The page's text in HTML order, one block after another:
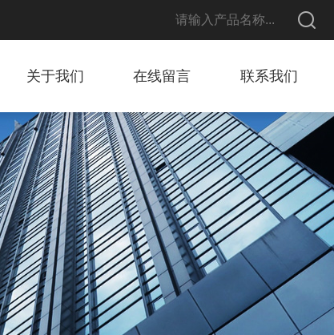
关于我们 在线留言 联系我们